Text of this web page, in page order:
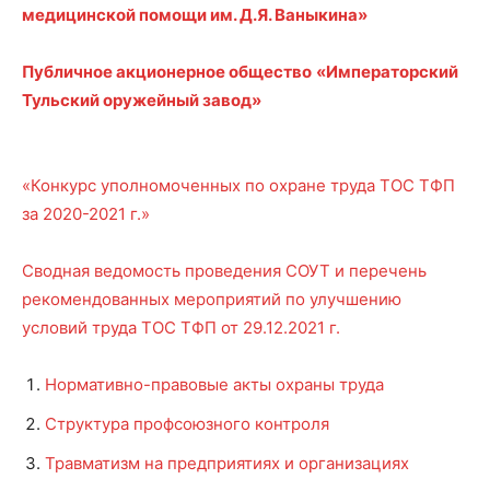
медицинской помощи им. Д.Я. Ваныкина»
Публичное акционерное общество «Императорский
Тульский оружейный завод»
«Конкурс уполномоченных по охране труда ТОС ТФП
за 2020-2021 г.»
Сводная ведомость проведения СОУТ и перечень
рекомендованных мероприятий по улучшению
условий труда ТОС ТФП от 29.12.2021 г.
Нормативно-правовые акты охраны труда
Структура профсоюзного контроля
Травматизм на предприятиях и организациях